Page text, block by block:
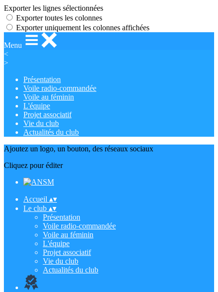
Exporter les lignes sélectionnées
Exporter toutes les colonnes
Exporter uniquement les colonnes affichées
Menu
<
>
Présentation
Voile radio-commandée
Voile au féminin
L'équipe
Projet associatif
Vie du club
Actualités du club
Ajoutez un logo, un bouton, des réseaux sociaux
Cliquez pour éditer
Accueil ▴▾
Le club ▴▾
Présentation
Voile radio-commandée
Voile au féminin
L'équipe
Projet associatif
Vie du club
Actualités du club